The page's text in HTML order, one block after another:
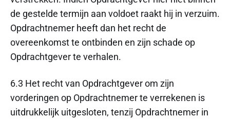
de gestelde termijn aan voldoet raakt hij in verzuim.
Opdrachtnemer heeft dan het recht de
overeenkomst te ontbinden en zijn schade op
Opdrachtgever te verhalen.
6.3 Het recht van Opdrachtgever om zijn
vorderingen op Opdrachtnemer te verrekenen is
uitdrukkelijk uitgesloten, tenzij Opdrachtnemer in